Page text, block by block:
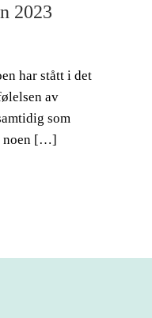
2023
har stått i det
av
som
noen […]